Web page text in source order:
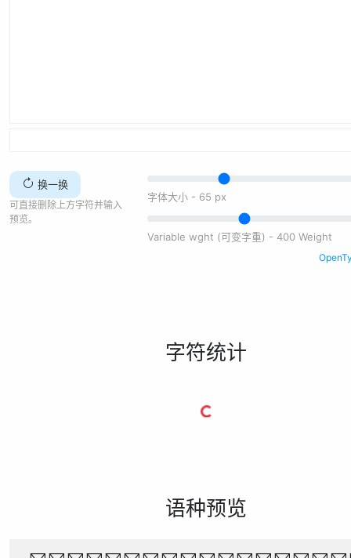
换一换
可直接删除上方字符并输入
预览。
字体大小 - 65 px
Variable wght (可变字重) - 400 Weight
字符统计
语种预览